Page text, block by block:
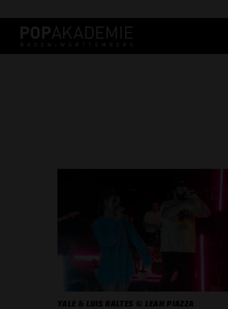
YALE & LUIS BALTES © LEAH PIAZZA